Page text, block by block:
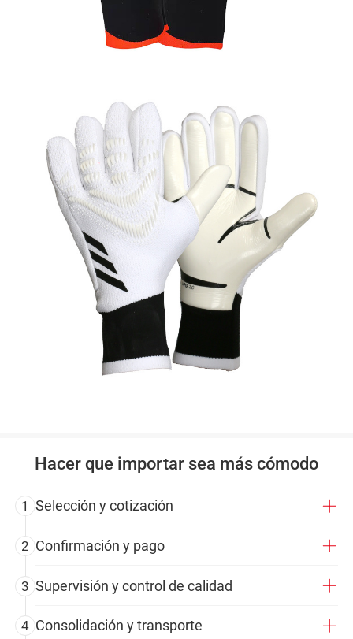
Hacer que importar sea más cómodo
1 Selección y cotización
2 Confirmación y pago
3 Supervisión y control de calidad
4 Consolidación y transporte